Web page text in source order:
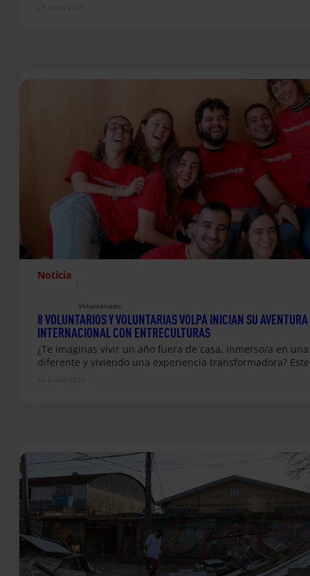
Noticia
Voluntariado
8 VOLUNTARIOS Y VOLUNTARIAS VOLPA INICIAN SU AVENTURA
INTERNACIONAL CON ENTRECULTURAS
¿Te imaginas vivir un año fuera de casa, inmerso/a en
diferente y viviendo una experiencia transformadora?